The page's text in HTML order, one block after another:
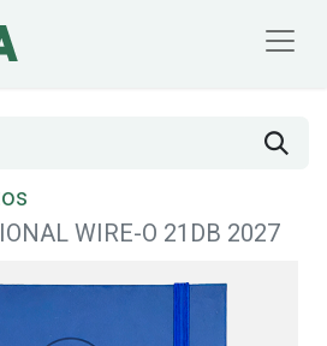
WIRE-O 21DB 2027